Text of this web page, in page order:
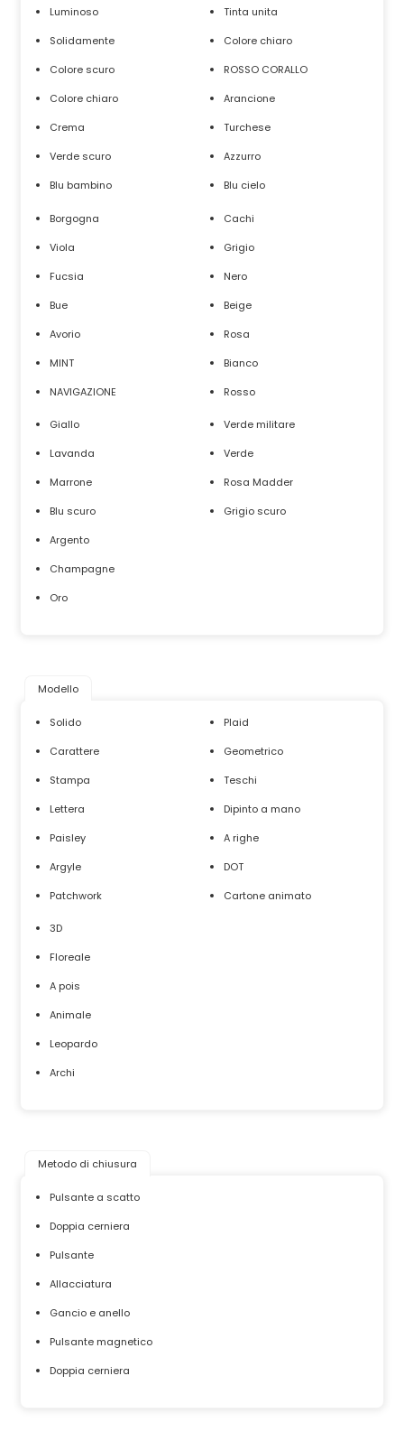
Luminoso
Solidamente
Colore scuro
Colore chiaro
Crema
Verde scuro
Blu bambino
Tinta unita
Colore chiaro
ROSSO CORALLO
Arancione
Turchese
Azzurro
Blu cielo
Borgogna
Viola
Fucsia
Bue
Avorio
MINT
NAVIGAZIONE
Cachi
Grigio
Nero
Beige
Rosa
Bianco
Rosso
Giallo
Lavanda
Marrone
Blu scuro
Argento
Champagne
Oro
Verde militare
Verde
Rosa Madder
Grigio scuro
Modello
Solido
Carattere
Stampa
Lettera
Paisley
Argyle
Patchwork
Plaid
Geometrico
Teschi
Dipinto a mano
A righe
DOT
Cartone animato
3D
Floreale
A pois
Animale
Leopardo
Archi
Metodo di chiusura
Pulsante a scatto
Doppia cerniera
Pulsante
Allacciatura
Gancio e anello
Pulsante magnetico
Doppia cerniera